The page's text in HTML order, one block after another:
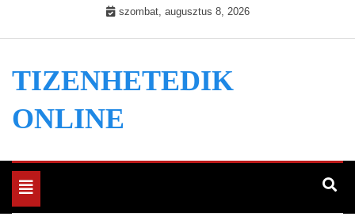
szombat, augusztus 8, 2026
TIZENHETEDIK
ONLINE
Toggle
navigation